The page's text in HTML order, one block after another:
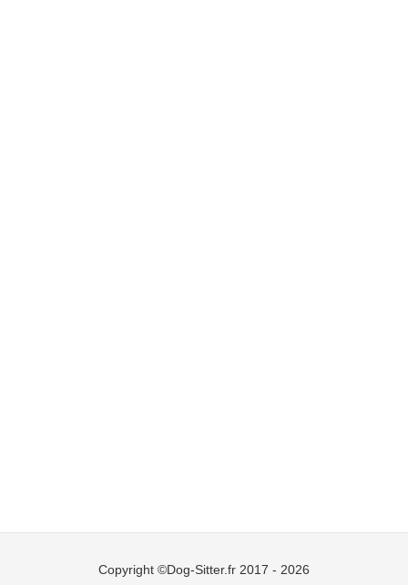
Copyright ©Dog-Sitter.fr 2017 - 2026